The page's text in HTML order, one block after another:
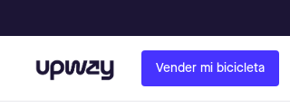
Upway Vender mi bicicleta